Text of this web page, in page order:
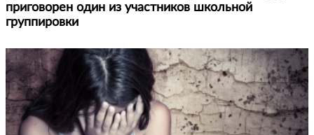
приговорен один из участников школьной
группировки